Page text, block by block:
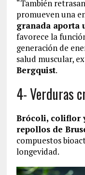
“También
promueven una
granada aporta
favorece la
generación de
salud muscular,
Bergquist.
4- Verduras
Brócoli, coliflor
repollos de
compuestos
longevidad.